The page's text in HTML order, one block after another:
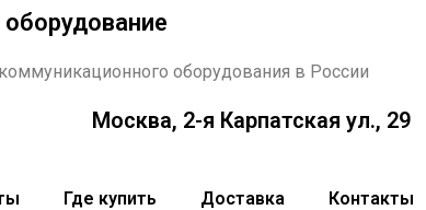
оборудование
оборудования в России
Москва, 2-я Карпатская ул., 29
Где купить Доставка Контакты